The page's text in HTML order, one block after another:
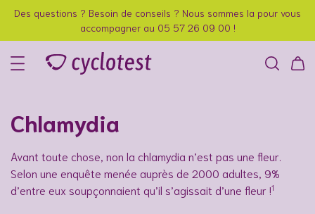
Des questions ? Besoin de conseils ? Nous sommes la pour vous
accompagner au 05 57 26 09 00 !
Chlamydia
Avant toute chose, non la chlamydia n’est pas une fleur.
Selon une enquête menée auprès de 2000 adultes, 9%
d’entre eux soupçonnaient qu’il s’agissait d’une fleur !1